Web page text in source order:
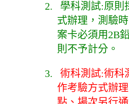
2. 學科測試:原則
式辦理，測驗
案卡必須用2B
則不予計分。
3.術科測試:術科
作考驗方式辦